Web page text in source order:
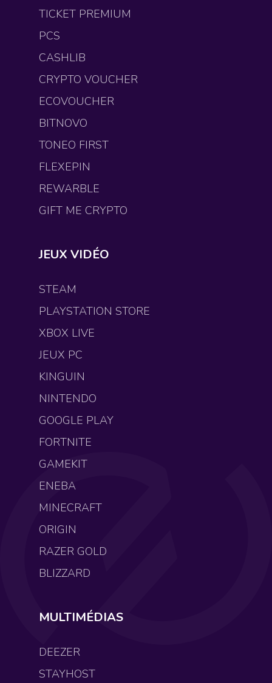
TICKET PREMIUM
PCS
CASHLIB
CRYPTO VOUCHER
ECOVOUCHER
BITNOVO
TONEO FIRST
FLEXEPIN
REWARBLE
GIFT ME CRYPTO
JEUX VIDÉO
STEAM
PLAYSTATION STORE
XBOX LIVE
JEUX PC
KINGUIN
NINTENDO
GOOGLE PLAY
FORTNITE
GAMEKIT
ENEBA
MINECRAFT
ORIGIN
RAZER GOLD
BLIZZARD
MULTIMÉDIAS
DEEZER
STAYHOST